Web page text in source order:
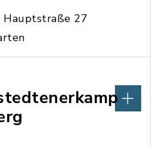
Hauptstraße 27